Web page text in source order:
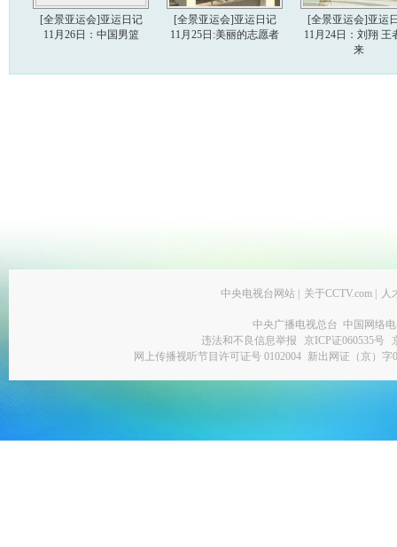
[全景亚运会]亚运日记
11月26日：中国男篮
[全景亚运会]亚运日记
11月25日:美丽的志愿者
[全景亚运会]亚运
11月24日：刘翔 王
来
中央电视台网站 关于CCTV.com 人
中央广播电视总台 中国网络
违法和不良信息举报
京ICP证060535号
网上传播视听节目许可证号 0102004 新出网证（京）